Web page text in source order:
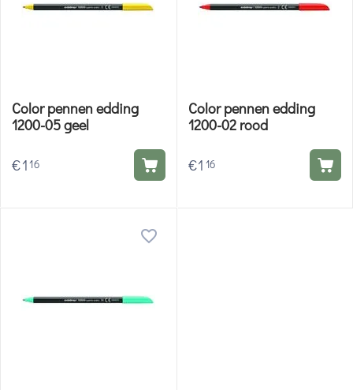
Color pennen edding
1200-05 geel
€116
Color pennen edding
1200-02 rood
€1 16